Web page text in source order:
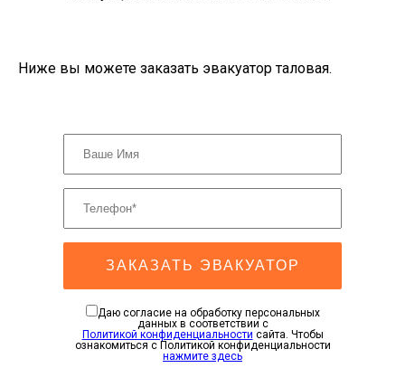
Ниже вы можете заказать эвакуатор таловая.
ЗАКАЗАТЬ ЭВАКУАТОР
Даю согласие на обработку персональных
данных в соответствии с
Политикой конфиденциальности сайта. Чтобы
ознакомиться с Политикой конфиденциальности
нажмите здесь